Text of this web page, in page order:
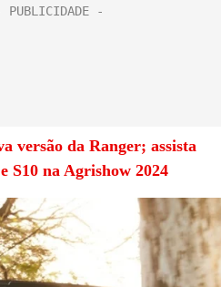
versão da Ranger; assista
S10 na Agrishow 2024